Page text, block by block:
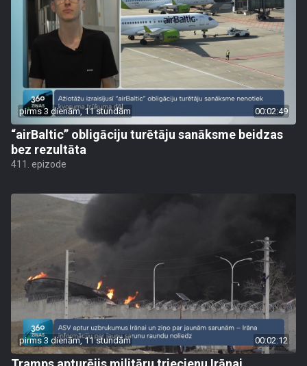
pirms 3 dienām, 11 stundām 00:02:49
“airBaltic” obligāciju turētāju sanāksme beidzas
bez rezultāta
411. epizode
pirms 3 dienām, 11 stundām 00:02:12